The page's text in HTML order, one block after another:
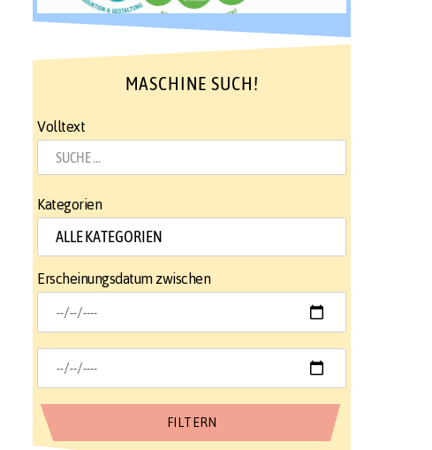
MASCHINE SUCH!
Volltext
Kategorien
Erscheinungsdatum zwischen